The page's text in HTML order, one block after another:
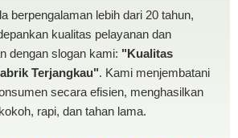
berpengalaman lebih dari 20 tahun,
kualitas pelayanan dan
dengan slogan kami: "Kualitas
Terjangkau". Kami menjembatani
secara efisien, menghasilkan
rapi, dan tahan lama.